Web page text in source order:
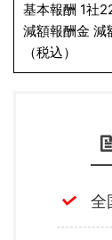
基本報酬 1社
減額報酬金 減
（税込）
全